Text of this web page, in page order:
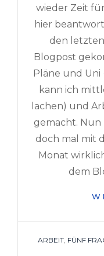
wieder Zeit
hier
den
Blogpost
Pläne und Uni
kann ich
lachen) und
gemacht. Nun
doch mal mit
Monat
dem
TAGS
ARBEIT, FÜNF